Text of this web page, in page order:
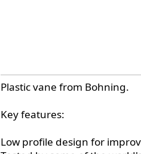
Plastic vane from Bohning.
Key features:
Low profile design for